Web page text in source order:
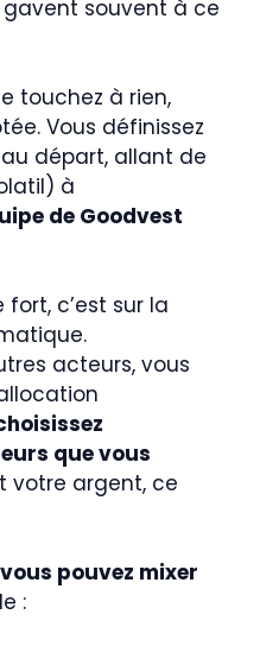
souvent à ce
touchez à rien,
Vous définissez
départ, allant de
à
de Goodvest
c’est sur la
acteurs, vous
que vous
votre argent, ce
pouvez mixer
: